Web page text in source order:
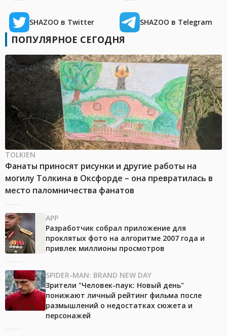
SHAZOO в Twitter SHAZOO в Telegram
ПОПУЛЯРНОЕ СЕГОДНЯ
TOLKIEN
Фанаты приносят рисунки и другие работы на
могилу Толкина в Оксфорде – она превратилась в
место паломничества фанатов
APP
Разработчик собрал приложение для
проклятых фото на алгоритме 2007 года и
привлек миллионы просмотров
SPIDER-MAN: BRAND NEW DAY
Зрители "Человек-паук: Новый день"
понижают личный рейтинг фильма после
размышлений о недостатках сюжета и
персонажей